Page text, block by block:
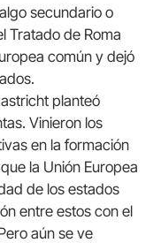
secundario o
Tratado de Roma
común y dejó
planteó
Vinieron los
en la formación
la Unión Europea
de los estados
entre estos con el
aún se ve